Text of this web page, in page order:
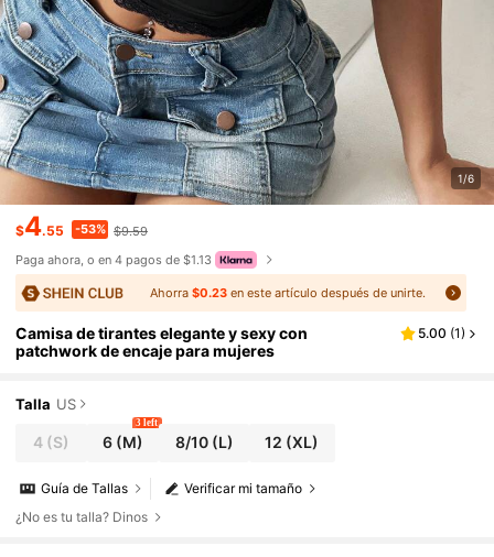
1/6
$4.55 -53% $9.59
Paga ahora, o en 4 pagos de $1.13
Ahorra $0.23en este artículo después de unirte.
Camisa de tirantes elegante y sexy con
patchwork de encaje para mujeres
5.00 (1)
Talla US
4 (S) 6 (M)
3 left
8/10(L) 12 (XL)
Verificar mi tamaño
Guía de Tallas
¿No es tu talla? Dinos